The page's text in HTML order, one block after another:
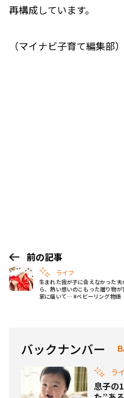
再構成しています。
（マイナビ子育て編集部）
前の記事
ライフ
生まれた我が子に会えなかった夫
ら、熱い想いのこもった贈り物が
家に届いて… #ベビーリング物語
バックナンバー
ラ
息子の